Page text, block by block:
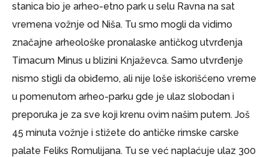
stanica bio je arheo-etno park u selu Ravna na sat
vremena vožnje od Niša. Tu smo mogli da vidimo
značajne arheološke pronalaske antičkog utvrđenja
Timacum Minus u blizini Knjaževca. Samo utvrđenje
nismo stigli da obiđemo, ali nije loše iskorišćeno vreme
u pomenutom arheo-parku gde je ulaz slobodan i
preporuka je za sve koji krenu ovim našim putem. Još
45 minuta vožnje i stižete do antičke rimske carske
palate Feliks Romulijana. Tu se već naplaćuje ulaz 300